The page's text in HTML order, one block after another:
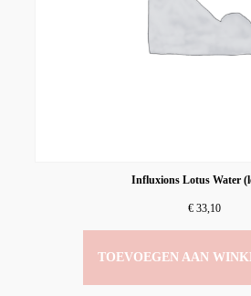
Influxions Lotus Water
€ 33,10
TOEVOEGEN AAN